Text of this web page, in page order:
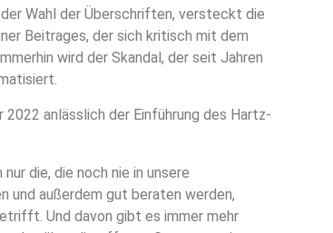
Wahl der Überschriften, versteckt die
Beitrages, der sich kritisch mit dem
wird der Skandal, der seit Jahren
anlässlich der Einführung des Hartz-
die, die noch nie in unsere
und außerdem gut beraten werden,
Und davon gibt es immer mehr